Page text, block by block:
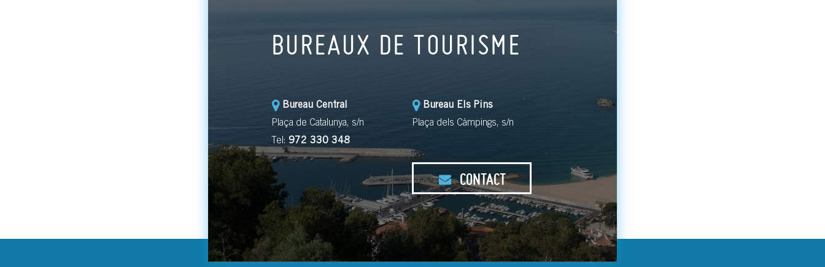
BUREAUX DE TOURISME
Bureau Central
Plaça de Catalunya, s/n
Tel: 972 330 348
Bureau Els Pins
Plaça dels Càmpings, s/n
CONTACT